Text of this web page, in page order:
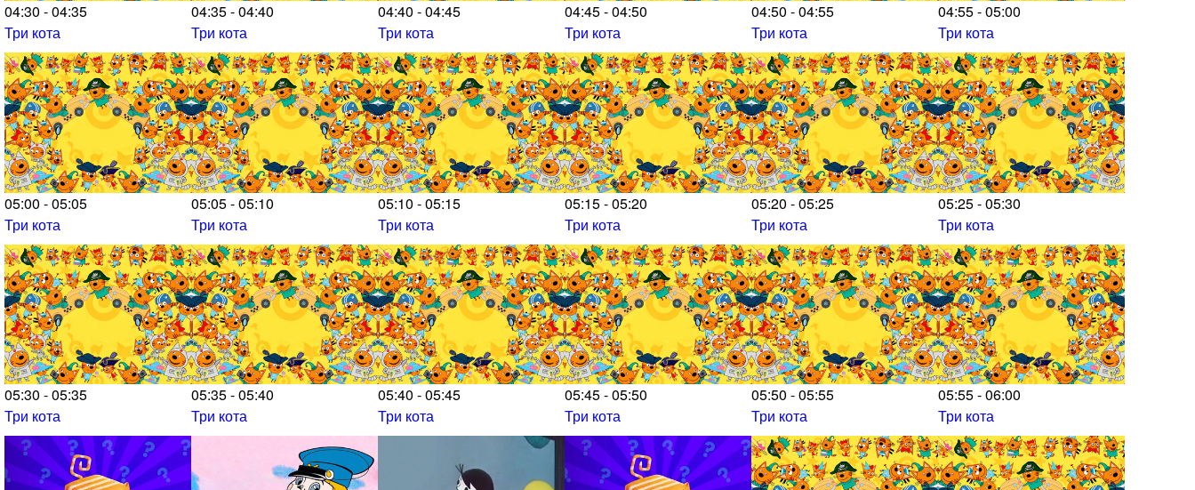
04:30 - 04:35
Три кота
04:35 - 04:40
Три кота
04:40 - 04:45
Три кота
04:45 - 04:50
Три кота
04:50 - 04:55
Три кота
04:55 - 05:00
Три кота
05:00 - 05:05
Три кота
05:05 - 05:10
Три кота
05:10 - 05:15
Три кота
05:15 - 05:20
Три кота
05:20 - 05:25
Три кота
05:25 - 05:30
Три кота
05:30 - 05:35
Три кота
05:35 - 05:40
Три кота
05:40 - 05:45
Три кота
05:45 - 05:50
Три кота
05:50 - 05:55
Три кота
05:55 - 06:00
Три кота